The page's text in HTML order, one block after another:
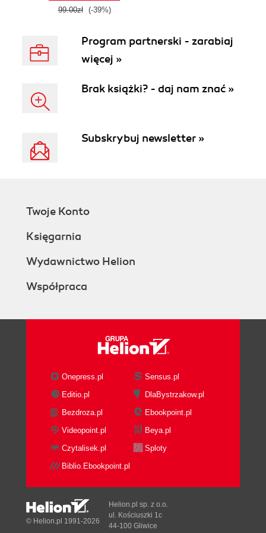
99.00zł (-39%)
Program partnerski - zarabiaj
więcej »
Brak książki? - daj nam znać »
Subskrybuj newsletter »
Twoje Konto
Księgarnia
Wydawnictwo Helion
Współpraca
Onepress.pl
Sensus.pl
Editio.pl
DlaBystrzakow.pl
Bezdroza.pl
Ebookpoint.pl
Videopoint.pl
Beya.pl
Czytalisek.pl
Sploty
Biblio.Ebookpoint.pl
© Helion.pl 1991-2026
Helion.pl sp. z o.o.
ul. Kościuszki 1c
44-100 Gliwice